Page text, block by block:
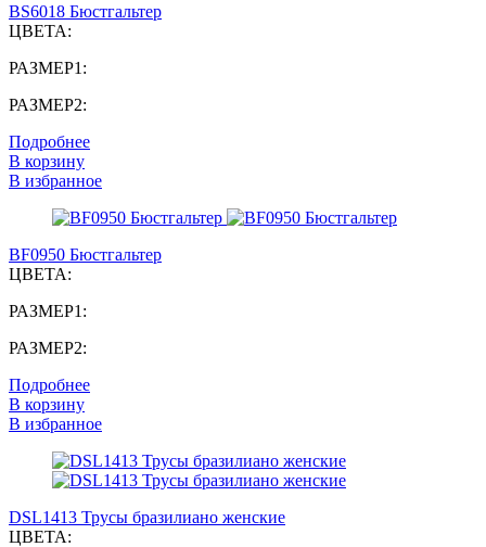
BS6018 Бюстгальтер
ЦВЕТА:
РАЗМЕР1:
РАЗМЕР2:
Подробнее
В корзину
В избранное
BF0950 Бюстгальтер
ЦВЕТА:
РАЗМЕР1:
РАЗМЕР2:
Подробнее
В корзину
В избранное
DSL1413 Трусы бразилиано женские
ЦВЕТА: